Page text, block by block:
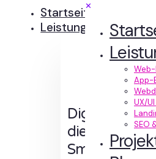
✕
App-
UX/
SEO
Startseite
Leistungen
Digitale
die Sinn
Smart designt